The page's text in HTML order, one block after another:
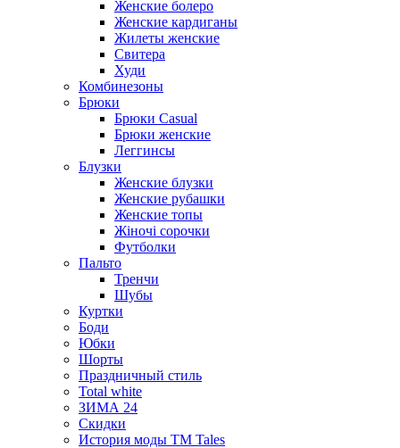
Женские болеро
Женские кардиганы
Жилеты женские
Свитера
Худи
Комбинезоны
Брюки
Брюки Casual
Брюки женские
Леггинсы
Блузки
Женские блузки
Женские рубашки
Женские топы
Жіночі сорочки
Футболки
Пальто
Тренчи
Шубы
Куртки
Боди
Юбки
Шорты
Праздничный стиль
Total white
ЗИМА 24
Скидки
История моды ТМ Tales